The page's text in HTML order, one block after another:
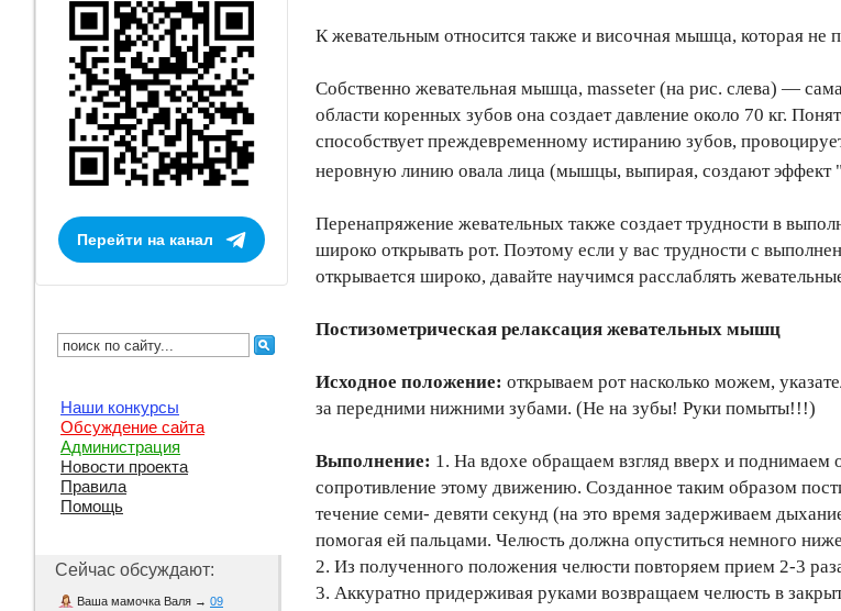
К жевательным относится также и височная мышца, которая не
Собственно жевательная мышца, masseter (на рис. слева) —
области коренных зубов она создает давление около 70 кг.
способствует преждевременному истиранию зубов,
неровную линию овала лица (мышцы, выпирая, создают эффект
Перенапряжение жевательных также создает трудности в
широко открывать рот. Поэтому если у вас трудности с
открывается широко, давайте научимся расслаблять
Постизометрическая релаксация жевательных мышц
Исходное положение: открываем рот насколько можем,
за передними нижними зубами. (Не на зубы! Руки помыты!!!)
Выполнение: 1. На вдохе обращаем взгляд вверх и
сопротивление этому движению. Созданное таким образом
течение семи- девяти секунд (на это время задерживаем
помогая ей пальцами. Челюсть должна опуститься немного
2. Из полученного положения челюсти повторяем прием 2-3
3. Аккуратно придерживая руками возвращаем челюсть в
Перейти на канал
Наши конкурсы
Обсуждение сайта
Администрация
Новости проекта
Правила
Помощь
Сейчас обсуждают:
Ваша мамочка Валя → 09